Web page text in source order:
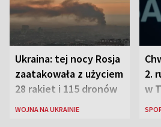
Ukraina: tej nocy Rosja
zaatakowała z użyciem
28 rakiet i 115 dronów
WOJNA NA UKRAINIE
2.
w